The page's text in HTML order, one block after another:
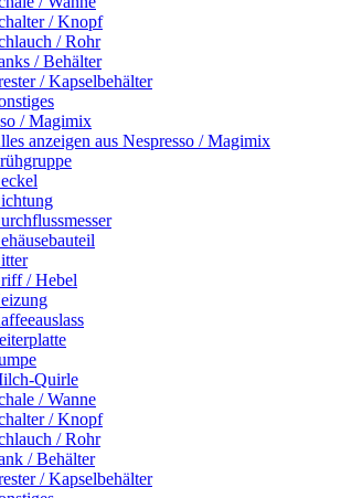
/ Knopf
/ Rohr
/ Behälter
/ Kapselbehälter
/ Magimix
anzeigen aus Nespresso / Magimix
/ Hebel
Quirle
/ Wanne
/ Knopf
/ Rohr
/ Behälter
/ Kapselbehälter